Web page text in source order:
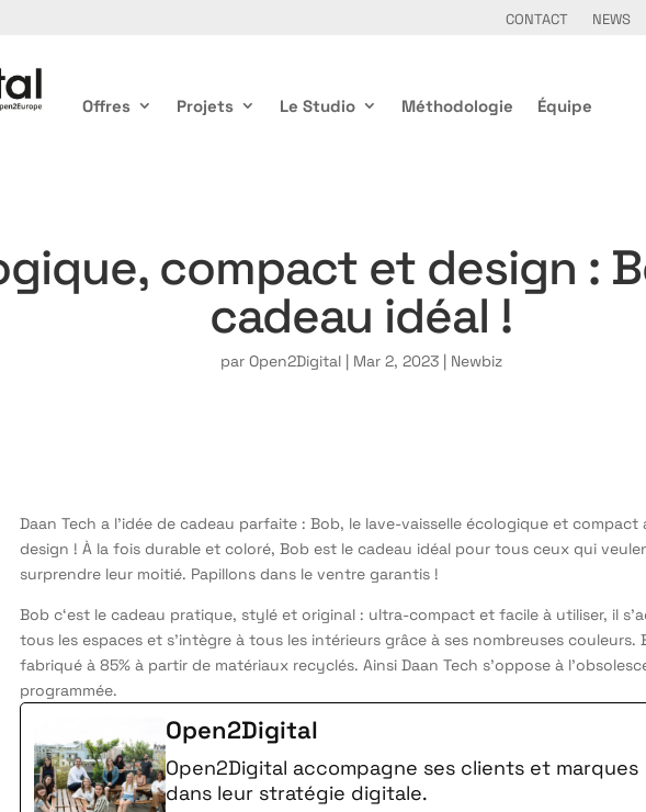
CONTACT NEWS
Offres Projets Le Studio Méthodologie Équipe
compact et design :
cadeau idéal !
par Open2Digital| Mar 2, 2023| Newbiz
Daan Tech a l’idée de cadeau parfaite : Bob, le lave-vaisselle écologique et compact
design ! À la fois durable et coloré, Bob est le cadeau idéal pour tous ceux qui
surprendre leur moitié. Papillons dans le ventre garantis !
Bob c‘est le cadeau pratique, stylé et original : ultra-compact et facile à utiliser, il
tous les espaces et s’intègre à tous les intérieurs grâce à ses nombreuses couleurs.
fabriqué à 85% à partir de matériaux recyclés. Ainsi Daan Tech s’oppose à
programmée.
Open2Digital
Open2Digital accompagne ses clients et marques
dans leur stratégie digitale.